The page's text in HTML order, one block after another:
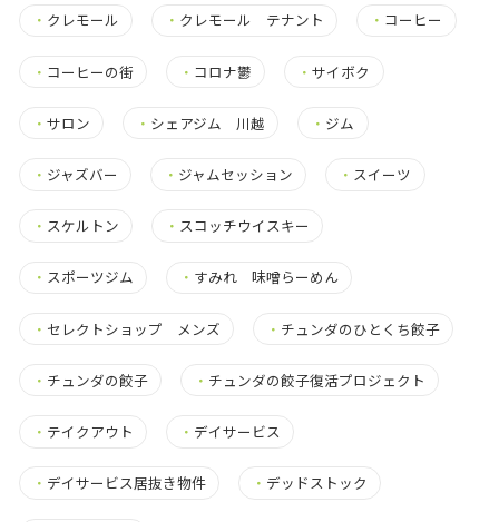
・ クレモール ・ クレモール テナント ・ コーヒー
・ コーヒーの街 ・ コロナ鬱 ・サイボク
・ サロン ・ シェアジム 川越 ・ ジム
・ ジャズバー ・ ジャムセッション ・ スイーツ
・ スケルトン ・ スコッチウイスキー
・ スポーツジム ・ すみれ 味噌らーめん
・ セレクトショップ メンズ ・ チュンダのひとくち餃子
・ チュンダの餃子 ・ チュンダの餃子復活プロジェクト
・ テイクアウト ・ デイサービス
・ デイサービス居抜き物件 ・ デッドストック